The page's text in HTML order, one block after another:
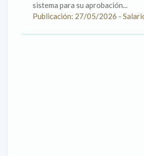
sistema para su aprobación...
Publicación: 27/05/2026 -